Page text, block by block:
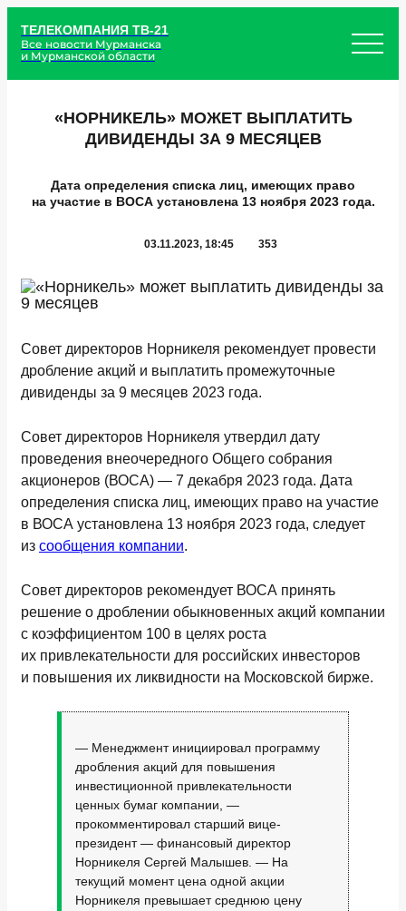
ТЕЛЕКОМПАНИЯ ТВ-21
Все новости Мурманска
и Мурманской области
«НОРНИКЕЛЬ» МОЖЕТ ВЫПЛАТИТЬ
ДИВИДЕНДЫ ЗА 9 МЕСЯЦЕВ
Дата определения списка лиц, имеющих право
на участие в ВОСА установлена 13 ноября 2023 года.
03.11.2023, 18:45 353
Совет директоров Норникеля рекомендует провести
дробление акций и выплатить промежуточные
дивиденды за 9 месяцев 2023 года.
Совет директоров Норникеля утвердил дату
проведения внеочередного Общего собрания
акционеров (ВОСА) — 7 декабря 2023 года. Дата
определения списка лиц, имеющих право на участие
в ВОСА установлена 13 ноября 2023 года, следует
из сообщения компании.
Совет директоров рекомендует ВОСА принять
решение о дроблении обыкновенных акций компании
с коэффициентом 100 в целях роста
их привлекательности для российских инвесторов
и повышения их ликвидности на Московской бирже.
— Менеджмент инициировал программу
дробления акций для повышения
инвестиционной привлекательности
ценных бумаг компании, —
прокомментировал старший вице-
президент — финансовый директор
Норникеля Сергей Малышев. — На
текущий момент цена одной акции
Норникеля превышает среднюю цену